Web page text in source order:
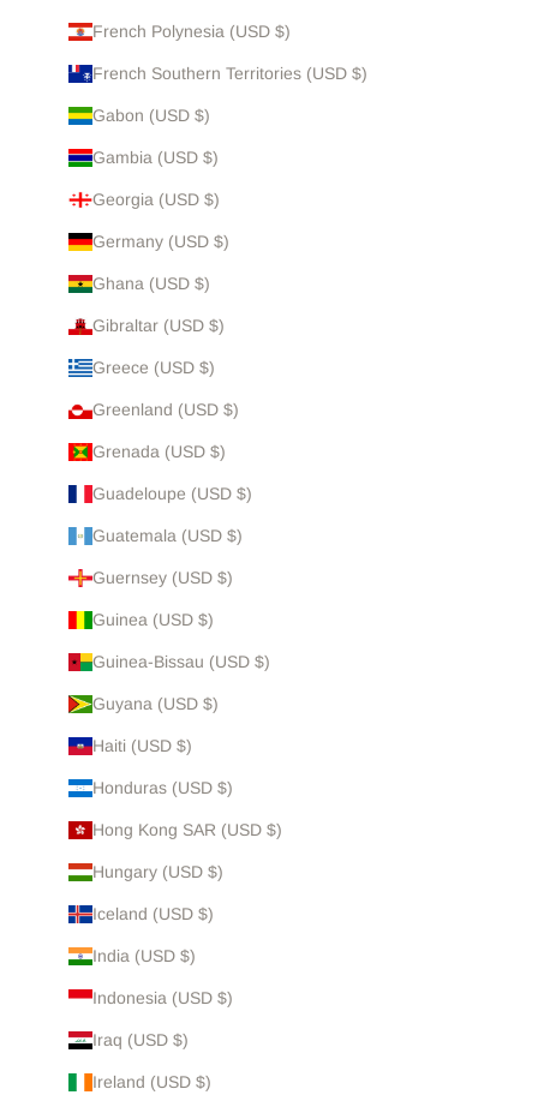
French Polynesia (USD $)
French Southern Territories (USD $)
Gabon (USD $)
Gambia (USD $)
Georgia (USD $)
Germany (USD $)
Ghana (USD $)
Gibraltar (USD $)
Greece (USD $)
Greenland (USD $)
Grenada (USD $)
Guadeloupe (USD $)
Guatemala (USD $)
Guernsey (USD $)
Guinea (USD $)
Guinea-Bissau (USD $)
Guyana (USD $)
Haiti (USD $)
Honduras (USD $)
Hong Kong SAR (USD $)
Hungary (USD $)
Iceland (USD $)
India (USD $)
Indonesia (USD $)
Iraq (USD $)
Ireland (USD $)